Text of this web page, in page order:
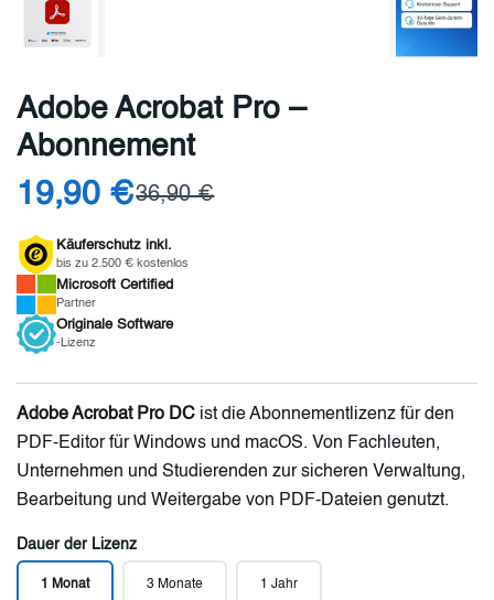
Adobe Acrobat Pro –
Abonnement
19,90 €36,90 €
Käuferschutz inkl.
bis zu 2.500 € kostenlos
Microsoft Certified
Partner
Originale Software
-Lizenz
Adobe Acrobat Pro DC ist die Abonnementlizenz für den
PDF-Editor für Windows und macOS. Von Fachleuten,
Unternehmen und Studierenden zur sicheren Verwaltung,
Bearbeitung und Weitergabe von PDF-Dateien genutzt.
Dauer der Lizenz
1 Monat 3 Monate 1 Jahr